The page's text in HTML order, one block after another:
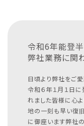
令和6年能登
弊社業務に関
日頃より弊社をご愛
令和６年１月１日
れました皆様に心
地の一刻も早い復
に御座います弊社の